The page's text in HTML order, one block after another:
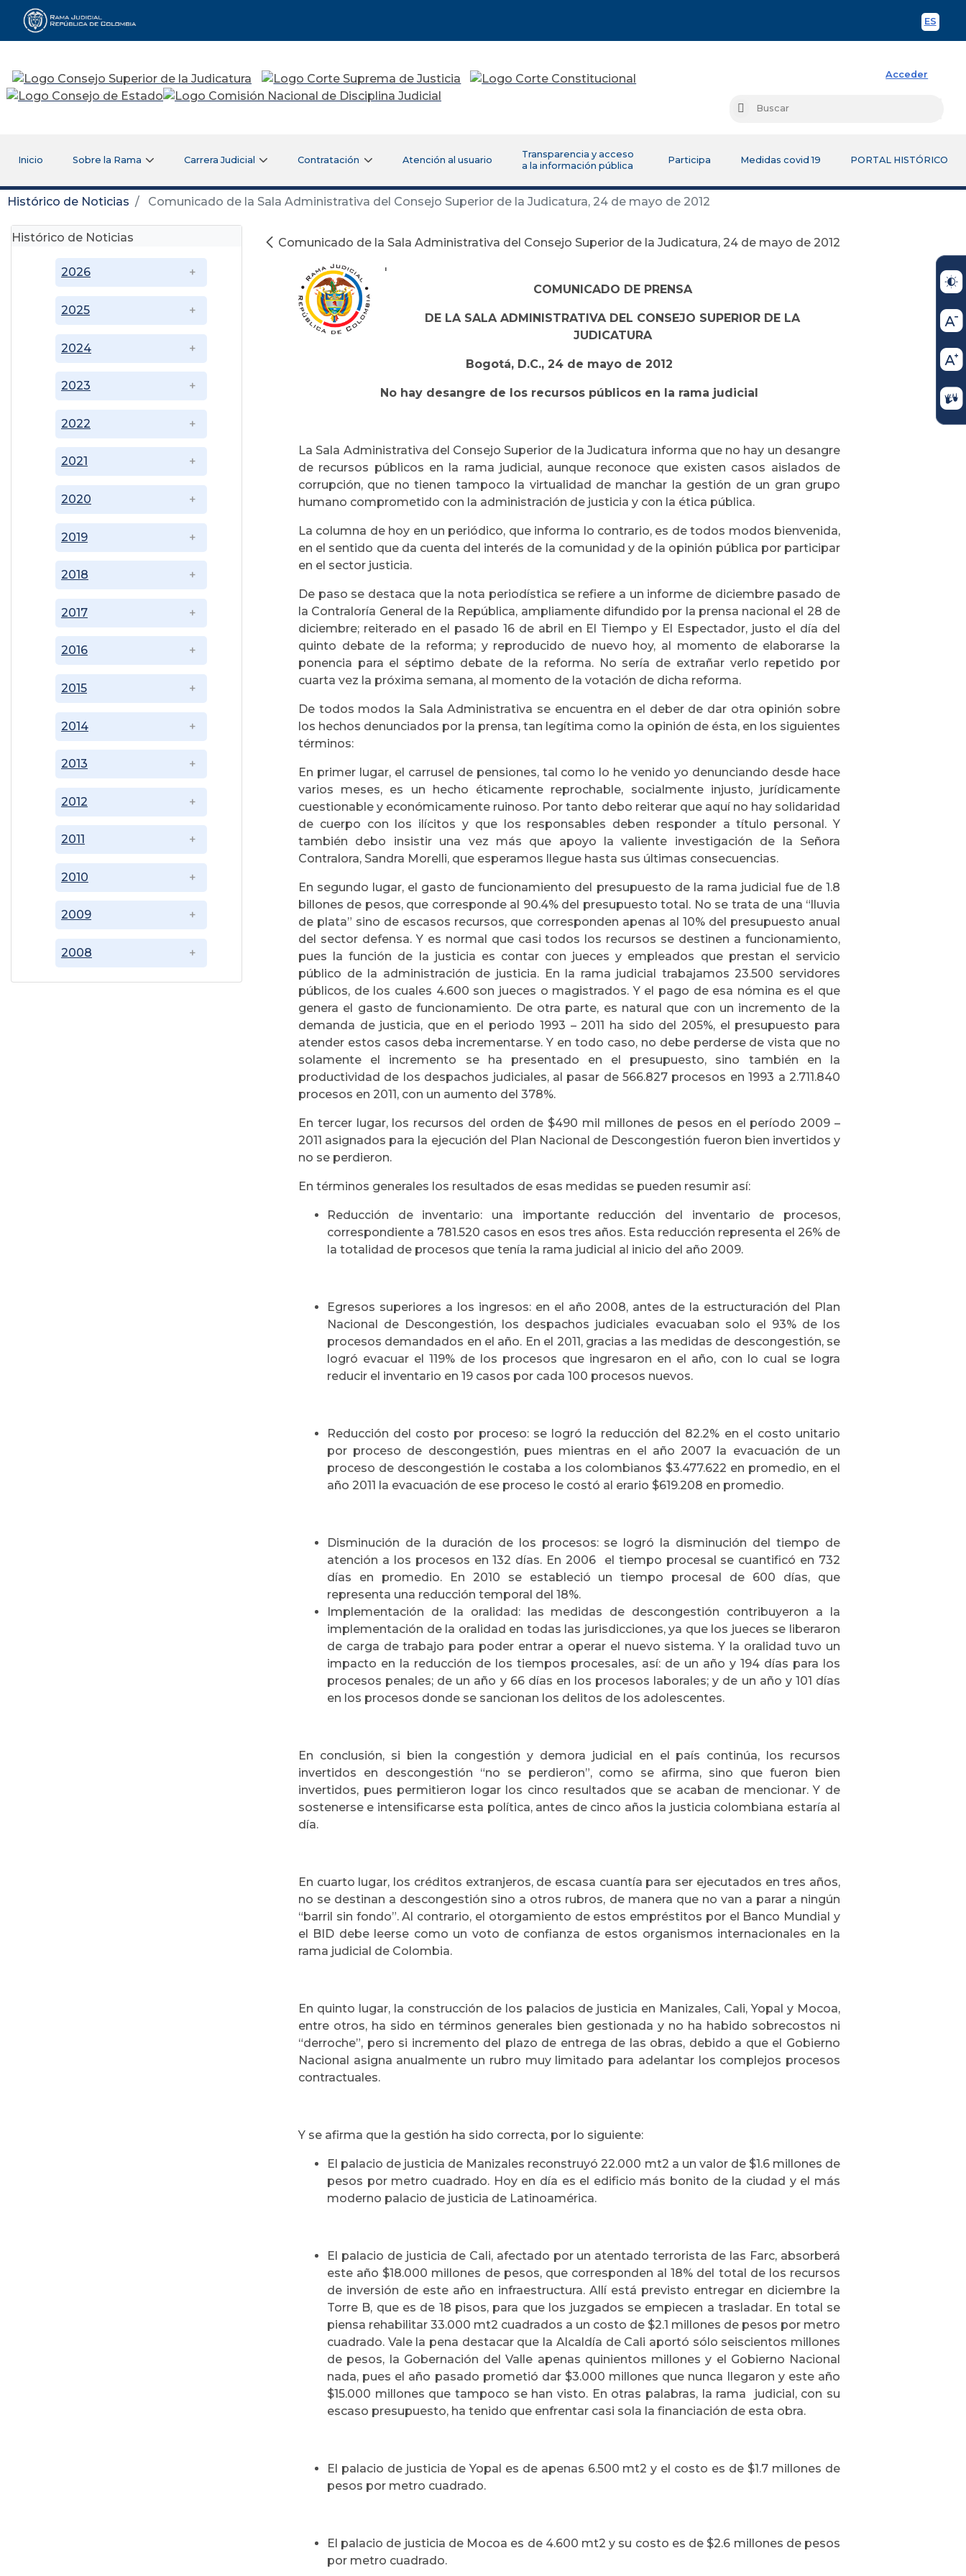
ES
Rama Judicial
Acceder
Buscar
Inicio Sobre la Rama Carrera Judicial Contratación Atención al usuario
Transparencia y acceso
a la información pública
Participa Medidas covid 19 PORTAL HISTÓRICO
Histórico de Noticias Comunicado de la Sala Administrativa del Consejo Superior de la Judicatura, 24 de mayo de 2012
Histórico de Noticias
2008
2009
2010
2011
2012
2013
2014
2015
2016
2017
2018
2019
2020
2021
2022
2023
2024
2025
2026
Comunicado de la Sala Administrativa del Consejo Superior de la Judicatura, 24 de mayo de 2012
'
COMUNICADO DE PRENSA
DE LA SALA ADMINISTRATIVA DEL CONSEJO SUPERIOR DE LA
JUDICATURA
Bogotá, D.C., 24 de mayo de 2012
No hay desangre de los recursos públicos en la rama judicial
La Sala Administrativa del Consejo Superior de la Judicatura informa que no hay un desangre
de recursos públicos en la rama judicial, aunque reconoce que existen casos aislados de
corrupción, que no tienen tampoco la virtualidad de manchar la gestión de un gran grupo
humano comprometido con la administración de justicia y con la ética pública.
La columna de hoy en un periódico, que informa lo contrario, es de todos modos bienvenida,
en el sentido que da cuenta del interés de la comunidad y de la opinión pública por participar
en el sector justicia.
De paso se destaca que la nota periodística se refiere a un informe de diciembre pasado de
la Contraloría General de la República, ampliamente difundido por la prensa nacional el 28 de
diciembre; reiterado en el pasado 16 de abril en El Tiempo y El Espectador, justo el día del
quinto debate de la reforma; y reproducido de nuevo hoy, al momento de elaborarse la
ponencia para el séptimo debate de la reforma. No sería de extrañar verlo repetido por
cuarta vez la próxima semana, al momento de la votación de dicha reforma.
De todos modos la Sala Administrativa se encuentra en el deber de dar otra opinión sobre
los hechos denunciados por la prensa, tan legítima como la opinión de ésta, en los siguientes
términos:
En primer lugar, el carrusel de pensiones, tal como lo he venido yo denunciando desde hace
varios meses, es un hecho éticamente reprochable, socialmente injusto, jurídicamente
cuestionable y económicamente ruinoso. Por tanto debo reiterar que aquí no hay solidaridad
de cuerpo con los ilícitos y que los responsables deben responder a título personal. Y
también debo insistir una vez más que apoyo la valiente investigación de la Señora
Contralora, Sandra Morelli, que esperamos llegue hasta sus últimas consecuencias.
En segundo lugar, el gasto de funcionamiento del presupuesto de la rama judicial fue de 1.8
billones de pesos, que corresponde al 90.4% del presupuesto total. No se trata de una “lluvia
de plata” sino de escasos recursos, que corresponden apenas al 10% del presupuesto anual
del sector defensa. Y es normal que casi todos los recursos se destinen a funcionamiento,
pues la función de la justicia es contar con jueces y empleados que prestan el servicio
público de la administración de justicia. En la rama judicial trabajamos 23.500 servidores
públicos, de los cuales 4.600 son jueces o magistrados. Y el pago de esa nómina es el que
genera el gasto de funcionamiento. De otra parte, es natural que con un incremento de la
demanda de justicia, que en el periodo 1993 – 2011 ha sido del 205%, el presupuesto para
atender estos casos deba incrementarse. Y en todo caso, no debe perderse de vista que no
solamente el incremento se ha presentado en el presupuesto, sino también en la
productividad de los despachos judiciales, al pasar de 566.827 procesos en 1993 a 2.711.840
procesos en 2011, con un aumento del 378%.
En tercer lugar, los recursos del orden de $490 mil millones de pesos en el período 2009 –
2011 asignados para la ejecución del Plan Nacional de Descongestión fueron bien invertidos y
no se perdieron.
En términos generales los resultados de esas medidas se pueden resumir así:
Reducción de inventario: una importante reducción del inventario de procesos,
correspondiente a 781.520 casos en esos tres años. Esta reducción representa el 26% de
la totalidad de procesos que tenía la rama judicial al inicio del año 2009.
Egresos superiores a los ingresos: en el año 2008, antes de la estructuración del Plan
Nacional de Descongestión, los despachos judiciales evacuaban solo el 93% de los
procesos demandados en el año. En el 2011, gracias a las medidas de descongestión, se
logró evacuar el 119% de los procesos que ingresaron en el año, con lo cual se logra
reducir el inventario en 19 casos por cada 100 procesos nuevos.
Reducción del costo por proceso: se logró la reducción del 82.2% en el costo unitario
por proceso de descongestión, pues mientras en el año 2007 la evacuación de un
proceso de descongestión le costaba a los colombianos $3.477.622 en promedio, en el
año 2011 la evacuación de ese proceso le costó al erario $619.208 en promedio.
Disminución de la duración de los procesos: se logró la disminución del tiempo de
atención a los procesos en 132 días. En 2006 el tiempo procesal se cuantificó en 732
días en promedio. En 2010 se estableció un tiempo procesal de 600 días, que
representa una reducción temporal del 18%.
Implementación de la oralidad: las medidas de descongestión contribuyeron a la
implementación de la oralidad en todas las jurisdicciones, ya que los jueces se liberaron
de carga de trabajo para poder entrar a operar el nuevo sistema. Y la oralidad tuvo un
impacto en la reducción de los tiempos procesales, así: de un año y 194 días para los
procesos penales; de un año y 66 días en los procesos laborales; y de un año y 101 días
en los procesos donde se sancionan los delitos de los adolescentes.
En conclusión, si bien la congestión y demora judicial en el país continúa, los recursos
invertidos en descongestión “no se perdieron”, como se afirma, sino que fueron bien
invertidos, pues permitieron logar los cinco resultados que se acaban de mencionar. Y de
sostenerse e intensificarse esta política, antes de cinco años la justicia colombiana estaría al
día.
En cuarto lugar, los créditos extranjeros, de escasa cuantía para ser ejecutados en tres años,
no se destinan a descongestión sino a otros rubros, de manera que no van a parar a ningún
“barril sin fondo”. Al contrario, el otorgamiento de estos empréstitos por el Banco Mundial y
el BID debe leerse como un voto de confianza de estos organismos internacionales en la
rama judicial de Colombia.
En quinto lugar, la construcción de los palacios de justicia en Manizales, Cali, Yopal y Mocoa,
entre otros, ha sido en términos generales bien gestionada y no ha habido sobrecostos ni
“derroche”, pero si incremento del plazo de entrega de las obras, debido a que el Gobierno
Nacional asigna anualmente un rubro muy limitado para adelantar los complejos procesos
contractuales.
Y se afirma que la gestión ha sido correcta, por lo siguiente:
El palacio de justicia de Manizales reconstruyó 22.000 mt2 a un valor de $1.6 millones de
pesos por metro cuadrado. Hoy en día es el edificio más bonito de la ciudad y el más
moderno palacio de justicia de Latinoamérica.
El palacio de justicia de Cali, afectado por un atentado terrorista de las Farc, absorberá
este año $18.000 millones de pesos, que corresponden al 18% del total de los recursos
de inversión de este año en infraestructura. Allí está previsto entregar en diciembre la
Torre B, que es de 18 pisos, para que los juzgados se empiecen a trasladar. En total se
piensa rehabilitar 33.000 mt2 cuadrados a un costo de $2.1 millones de pesos por metro
cuadrado. Vale la pena destacar que la Alcaldía de Cali aportó sólo seiscientos millones
de pesos, la Gobernación del Valle apenas quinientos millones y el Gobierno Nacional
nada, pues el año pasado prometió dar $3.000 millones que nunca llegaron y este año
$15.000 millones que tampoco se han visto. En otras palabras, la rama judicial, con su
escaso presupuesto, ha tenido que enfrentar casi sola la financiación de esta obra.
El palacio de justicia de Yopal es de apenas 6.500 mt2 y el costo es de $1.7 millones de
pesos por metro cuadrado.
El palacio de justicia de Mocoa es de 4.600 mt2 y su costo es de $2.6 millones de pesos
por metro cuadrado.